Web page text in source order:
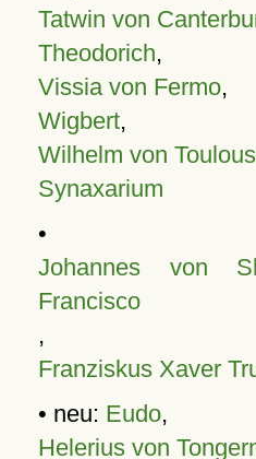
Tatwin von
Theodorich,
Vissia von Fermo,
Wigbert,
Wilhelm von
Synaxarium
•
Johannes von
Francisco
,
Franziskus Xaver
• neu: Eudo,
Helerius von